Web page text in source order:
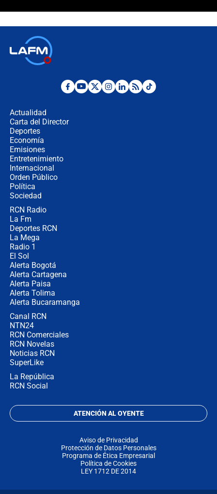
¿La posesión de Abelardo De la
Actualidad
Carta del Director
Deportes
Economía
Emisiones
Entretenimiento
Internacional
Orden Público
Política
Sociedad
RCN Radio
La Fm
Deportes RCN
La Mega
Radio 1
El Sol
Alerta Bogotá
Alerta Cartagena
Alerta Paisa
Alerta Tolima
Alerta Bucaramanga
Canal RCN
NTN24
RCN Comerciales
RCN Novelas
Noticias RCN
SuperLike
La República
RCN Social
ATENCIÓN AL OYENTE
Aviso de Privacidad
Protección de Datos Personales
Programa de Ética Empresarial
Política de Cookies
LEY 1712 DE 2014